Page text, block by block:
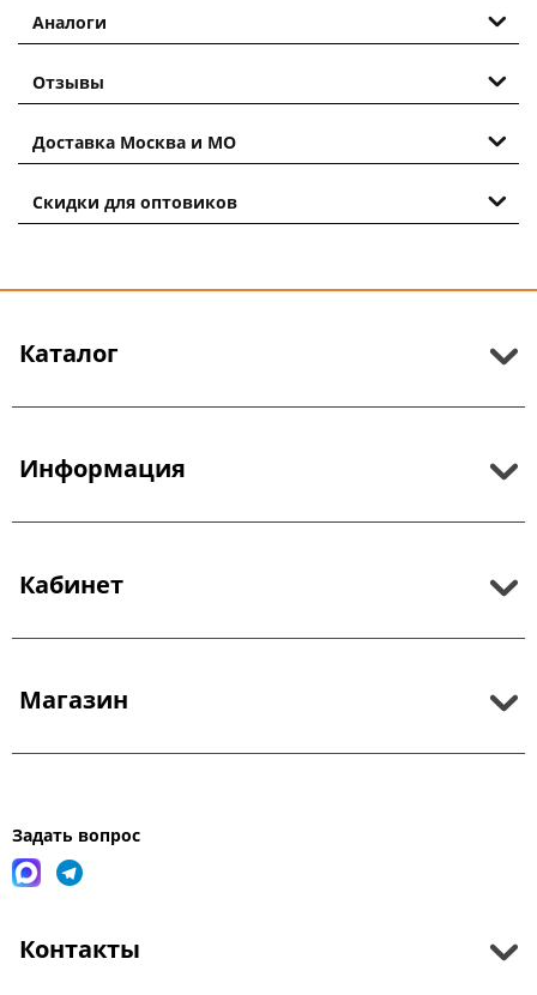
Аналоги
Отзывы
Доставка Москва и МО
Скидки для оптовиков
Каталог
Информация
Кабинет
Магазин
Задать вопрос
Контакты